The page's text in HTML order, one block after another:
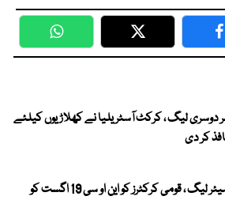
WhatsApp Twitter
دوسری لیگ ، کرکٹ آسٹریلیا نے کھلاڑیوں کیلئے
کر دی
کیریبین پریمیئر لیگ ، قومی کرکٹرز کو این او سی 19 اگست کو